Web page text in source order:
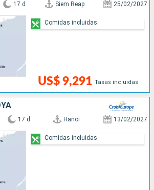
17 d Siem Reap 25/02/2027
US$ 9,291 Tasas incluidas
Comidas incluidas
17 d Hanoï 13/02/2027
Comidas incluidas